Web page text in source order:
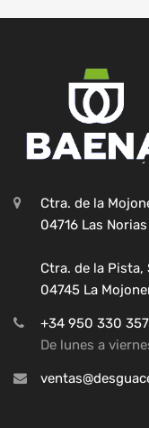
Ctra. de la
04716 Las
Ctra. de la Pista,
04745 La
+34 950 330 357
De lunes a